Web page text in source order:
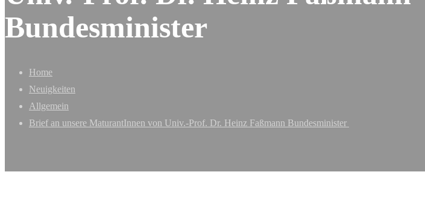
Bundesminister
Home
Neuigkeiten
Allgemein
Brief an unsere MaturantInnen von Univ.-Prof. Dr. Heinz Faßmann Bundesminister